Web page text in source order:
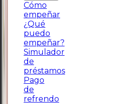
Cómo
empeñar
¿Qué
puedo
empeñar?
Simulador
de
préstamos
Pago
de
refrendo